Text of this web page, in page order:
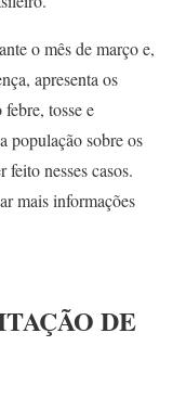
o mês de março e,
apresenta os
tosse e
população sobre os
feito nesses casos.
mais informações
DE